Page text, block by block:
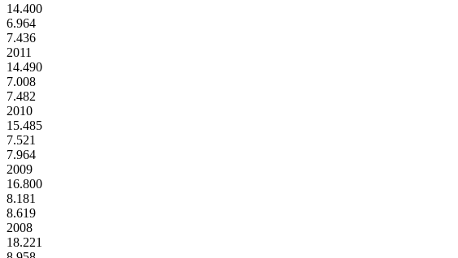
14.400
6.964
7.436
2011
14.490
7.008
7.482
2010
15.485
7.521
7.964
2009
16.800
8.181
8.619
2008
18.221